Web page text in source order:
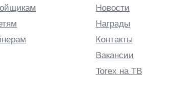
Новости
Награды
Контакты
Вакансии
Torex на ТВ